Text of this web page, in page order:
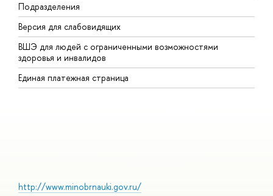
Подразделения
Версия для слабовидящих
ВШЭ для людей с ограниченными возможностями
здоровья и инвалидов
Единая платежная страница
http://www.minobrnauki.gov.ru/